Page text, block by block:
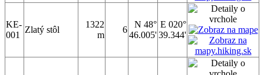
KE-
001
Zlatý stôl
1322
m
6
N 48°
46.005'
E 020°
39.344'